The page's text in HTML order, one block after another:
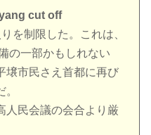
cut off
を制限した。これは、
の一部かもしれない
壌市民さえ首都に再び
人民会議の会合より厳